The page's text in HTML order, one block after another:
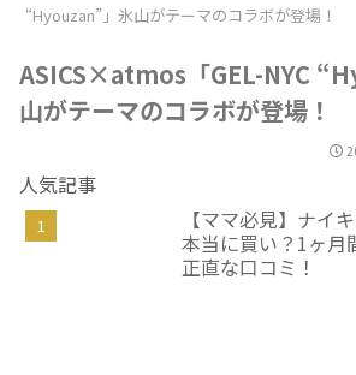
“Hyouzan”」氷山がテーマのコラボが登場！
ASICS×atmos「GEL-NYC
山がテーマのコラボが登場！
人気記事
【ママ必見】ナイ
本当に買い？1ヶ月
正直な口コミ！